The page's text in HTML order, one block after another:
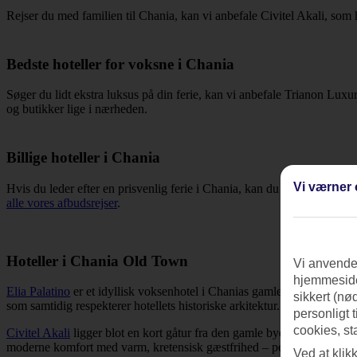
Rejser du med familien til Chania, kan vi anbefale Civitel Akali,
Bedste hoteller for voksne i Chania
Søger du lidt ekstra luksus på din ferie, kan vi anbefale Trianon
og butikker lige i nærheden.
Billige hoteller i Chania
Hvis du leder efter en prisvenlig ferie i Chania, kan du sortere listen
alle vores afbudsrejser.
Hoteller i Chania Old Town
Elia Palatino er et idyllisk voksenhotel i Chanias gamle bydel. Det
som samtidig respekterer hotellets historiske arkitektur. Der findes
Civitel Akali ligger blot en kort gåtur fra den gamle bydel og den
moderne komfort med varm, kretensisk gæstfrihed – perfekt til dig,
Vi værner
Vi
sikkert
personligt
cookies,
Ved at